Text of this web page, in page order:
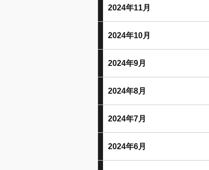
2024年11月
2024年10月
2024年9月
2024年8月
2024年7月
2024年6月